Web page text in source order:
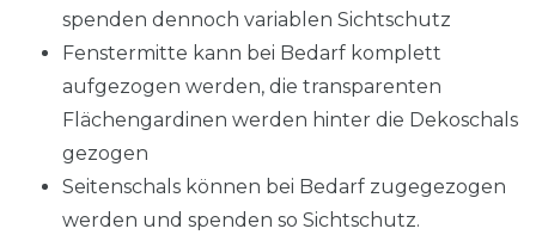
spenden dennoch variablen Sichtschutz
Fenstermitte kann bei Bedarf komplett
aufgezogen werden, die transparenten
Flächengardinen werden hinter die Dekoschals
gezogen
Seitenschals können bei Bedarf zugegezogen
werden und spenden so Sichtschutz.